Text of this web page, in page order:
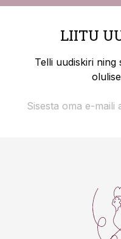
LIITU
Telli uudiskiri ning